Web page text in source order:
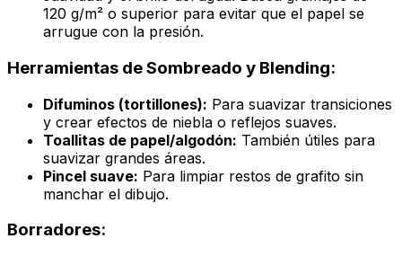
120 g/m² o superior para evitar que el papel se
arrugue con la presión.
Herramientas de Sombreado y Blending:
Difuminos (tortillones): Para suavizar transiciones
y crear efectos de niebla o reflejos suaves.
Toallitas de papel/algodón: También útiles para
suavizar grandes áreas.
Pincel suave: Para limpiar restos de grafito sin
manchar el dibujo.
Borradores: